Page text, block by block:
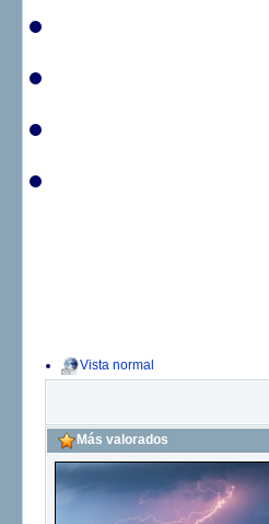
Vista normal
Más valorados